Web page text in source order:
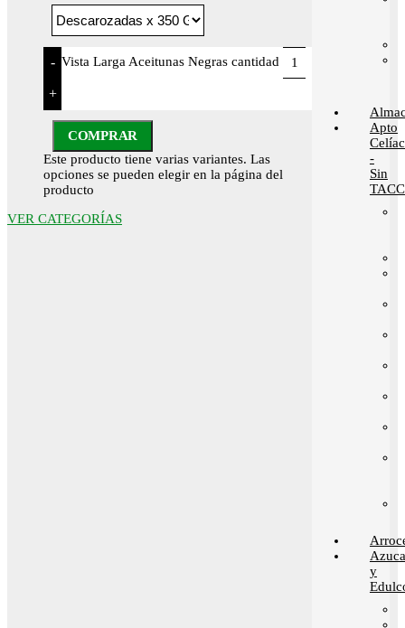
- Vista Larga Aceitunas Negras cantidad
+
COMPRAR
Este producto tiene varias variantes. Las
opciones se pueden elegir en la página del
producto
VER CATEGORÍAS
Apto
-
Sin
TACC
y